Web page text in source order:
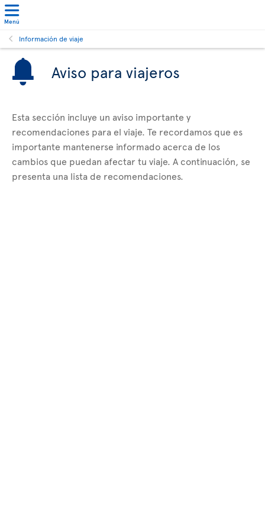
Menú
Información de viaje
Aviso para viajeros
Esta sección incluye un aviso importante y
recomendaciones para el viaje. Te recordamos que es
importante mantenerse informado acerca de los
cambios que puedan afectar tu viaje. A continuación, se
presenta una lista de recomendaciones.